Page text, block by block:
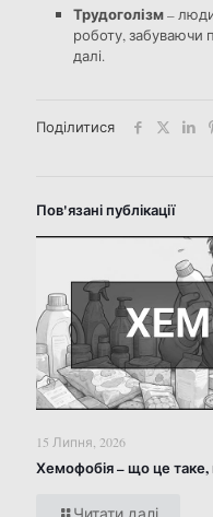
Трудоголізм–
роботу, забуваючи
далі.
Поділитися
Пов'язані публікації
15 Липня, 2026
Хемофобія – що це таке,